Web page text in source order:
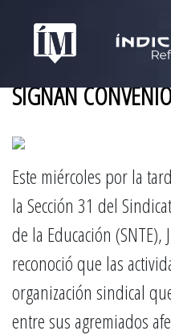
SIGNAN
Este miércoles por la
la Sección 31 del
de la Educación (SNTE),
reconoció que las
organización sindical
entre sus agremiados